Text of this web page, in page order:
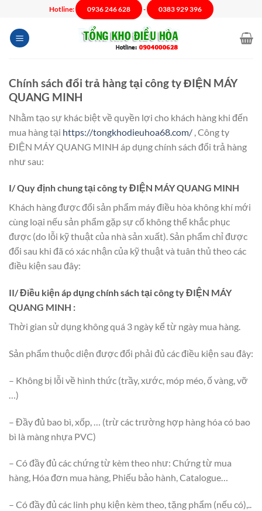
nội
dung
Hotline: 0936 246 628 - 0383 929 396
Chính sách đổi trả hàng tại công ty ĐIỆN MÁY
QUANG MINH
Nhằm tạo sự khác biệt về quyền lợi cho khách hàng khi đến
mua hàng tại https://tongkhodieuhoa68.com/ , Công ty
ĐIỆN MÁY QUANG MINH áp dụng chính sách đổi trả hàng
như sau:
I/ Quy định chung tại công ty ĐIỆN MÁY QUANG MINH
Khách hàng được đổi sản phẩm máy điều hòa không khí mới
cùng loại nếu sản phẩm gặp sự cố không thể khắc phục
được (do lỗi kỹ thuật của nhà sản xuất). Sản phẩm chỉ được
đổi sau khi đã có xác nhận của kỹ thuật và tuân thủ theo các
điều kiện sau đây:
II/ Điều kiện áp dụng chính sách tại công ty ĐIỆN MÁY
QUANG MINH :
Thời gian sử dụng không quá 3 ngày kể từ ngày mua hàng.
Sản phẩm thuộc diện được đổi phải đủ các điều kiện sau đây:
– Không bị lỗi về hình thức (trầy, xước, móp méo, ố vàng, vỡ
…)
– Đầy đủ bao bì, xốp, … (trừ các trường hợp hàng hóa có bao
bì là màng nhựa PVC)
– Có đầy đủ các chứng từ kèm theo như: Chứng từ mua
hàng, Hóa đơn mua hàng, Phiếu bảo hành, Catalogue…
– Có đầy đủ các linh phụ kiện kèm theo, tặng phẩm (nếu có),..